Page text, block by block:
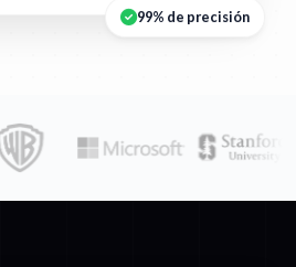
99% de precisión